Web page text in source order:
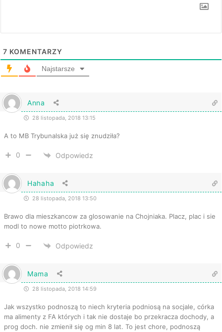
7 KOMENTARZY
Najstarsze
Anna
28 listopada, 2018 13:15
A to MB Trybunalska już się znudziła?
0 Odpowiedz
Hahaha
28 listopada, 2018 13:50
Brawo dla mieszkancow za glosowanie na Chojniaka. Placz, plac i sie
modl to nowe motto piotrkowa.
0 Odpowiedz
Mama
28 listopada, 2018 14:59
Jak wszystko podnoszą to niech kryteria podniosą na socjale, córka
ma alimenty z FA których i tak nie dostaje bo przekracza dochody, a
prog doch. nie zmienił się og min 8 lat. To jest chore, podnoszą